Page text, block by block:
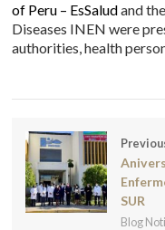
of Peru – EsSaludand
Diseases INEN were
authorities, health
SUR
Blog